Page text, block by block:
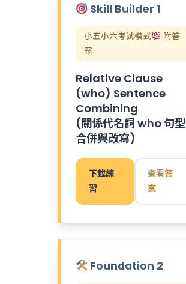
Skill Builder 1
小五小六考試模式
附答
案
Relative Clause
(who) Sentence
Combining
(關係代名詞 who 句型
合併與改寫)
下載練
習
查看答
案
Foundation 2